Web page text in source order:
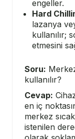
engeller.
Hard
lazanya
kullanılır;
etmesini
Soru:
kullanılır?
Cevap:
en iç
merkez
istenilen